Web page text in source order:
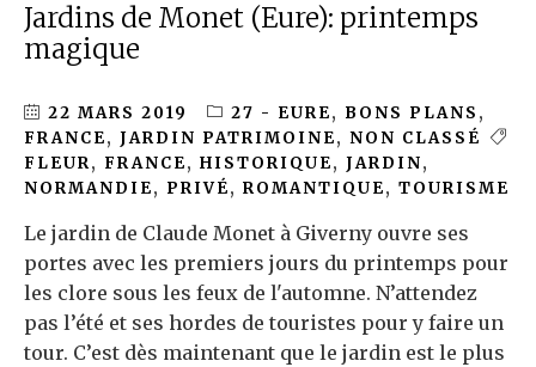
Jardins de Monet (Eure): printemps
magique
22 MARS 2019 27 - EURE, BONS PLANS ,
FRANCE, JARDIN PATRIMOINE, NON CLASSÉ
FLEUR, FRANCE, HISTORIQUE, JARDIN,
NORMANDIE, PRIVÉ, ROMANTIQUE, TOURISME
Le jardin de Claude Monet à Giverny ouvre ses
portes avec les premiers jours du printemps pour
les clore sous les feux de l'automne. N’attendez
pas l’été et ses hordes de touristes pour y faire un
tour. C’est dès maintenant que le jardin est le plus